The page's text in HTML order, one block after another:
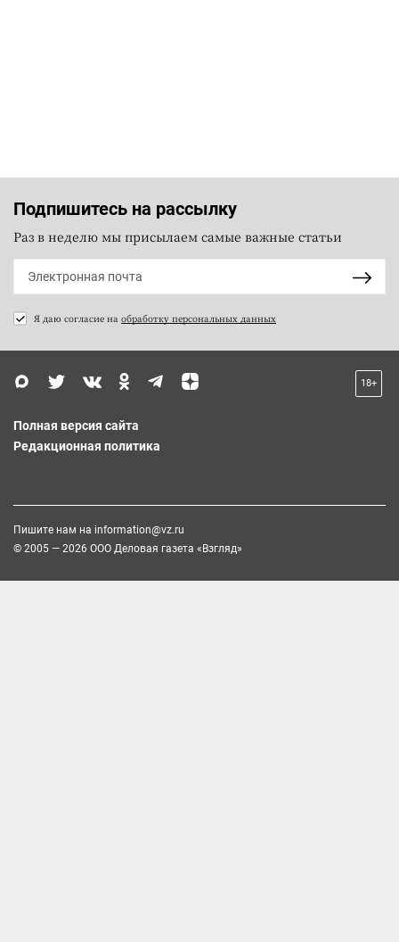
Подпишитесь на рассылку
Раз в неделю мы присылаем самые важные статьи
Я даю согласие на обработку персональных данных
18+
Полная версия сайта
Редакционная политика
Пишите нам на information@vz.ru
© 2005 — 2026 ООО Деловая газета «Взгляд»